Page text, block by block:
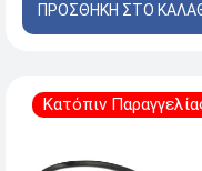
ΠΡΟΣΘΗΚΗ ΣΤΟ
Κατόπιν